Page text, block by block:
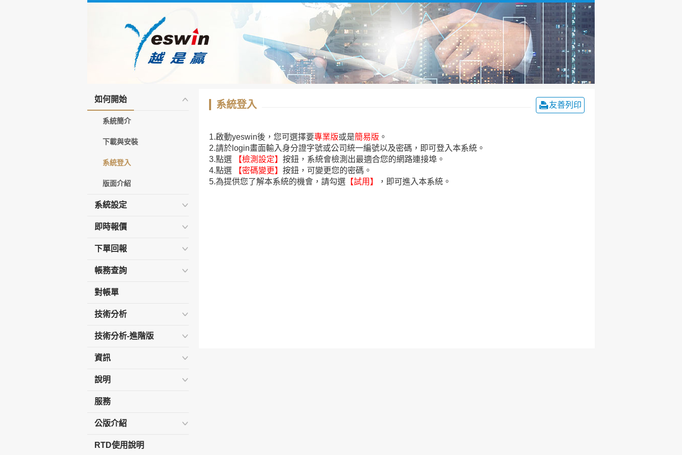
如何開始
系統簡介
下載與安裝
系統登入
版面介紹
系統設定
即時報價
下單回報
帳務查詢
對帳單
技術分析
技術分析-進階版
資訊
說明
服務
公版介紹
RTD使用說明
友善列印
系統登入
1.啟動yeswin後，您可選擇要專業版或是簡易版 。
2.請於login畫面輸入身分證字號或公司統一編號以及密碼，即可登入本系統。
3.點選
【檢測設定】 按鈕，系統會檢測出最適合您的網路連接埠。
4.點選
【密碼變更】 按鈕，可變更您的密碼。
5.為提供您了解本系統的機會，請勾選 【試用】 ，即可進入本系統。